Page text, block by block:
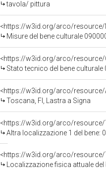
tavola/ pittura
<https://w3id.org/arco/resource/
Misure del bene culturale
<https://w3id.org/arco/resource/
Stato tecnico del bene culturale
<https://w3id.org/arco/
Toscana, FI, Lastra a Signa
<https://w3id.org/arco/resource/
Altra localizzazione 1 del bene:
<https://w3id.org/arco/resource/
Localizzazione fisica attuale